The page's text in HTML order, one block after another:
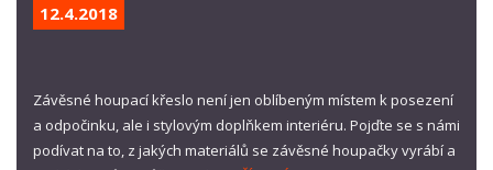
12.4.2018
Závěsné houpací křeslo není jen oblíbeným místem k posezení
a odpočinku, ale i stylovým doplňkem interiéru. Pojďte se s námi
podívat na to, z jakých materiálů se závěsné houpačky vyrábí a